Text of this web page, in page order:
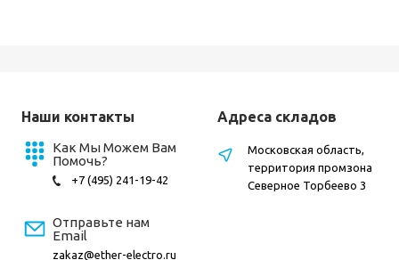
Наши контакты
Как Мы Можем Вам
Помочь?
+7 (495) 241-19-42
Отправьте нам
Email
zakaz@ether-electro.ru
Адреса складов
Московская область,
территория промзона
Северное Торбеево 3